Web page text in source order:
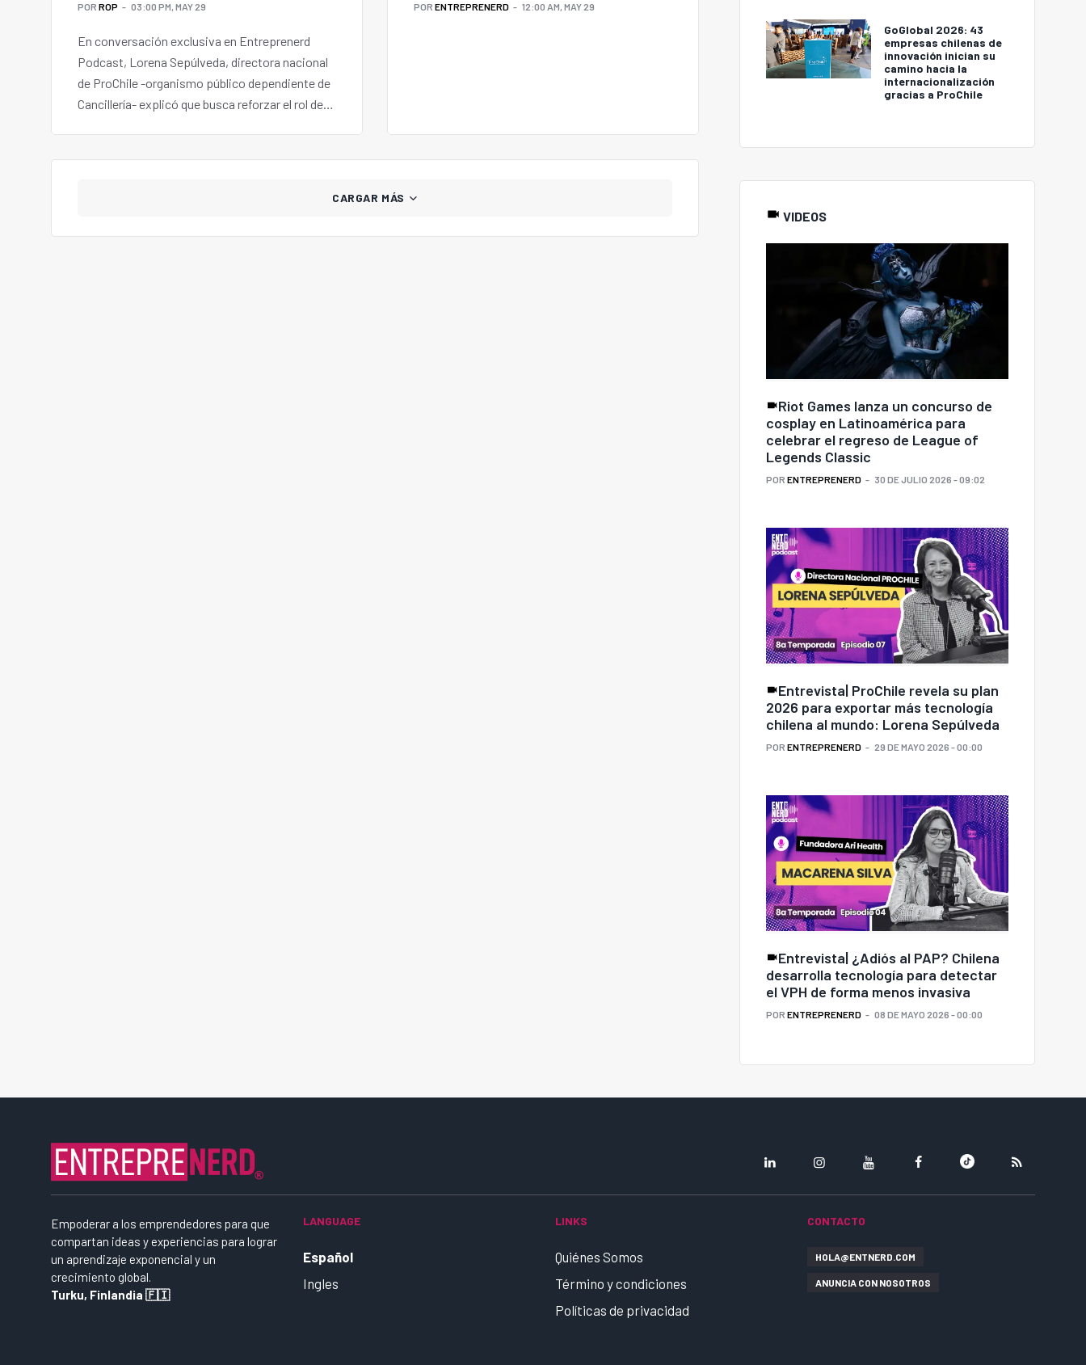
POR ROP 03:00 PM, MAY 29
En conversación exclusiva en Entreprenerd
Podcast, Lorena Sepúlveda, directora nacional
de ProChile -organismo público dependiente de
Cancillería- explicó que busca reforzar el rol de
POR ENTREPRENERD 12:00 AM, MAY 29
CARGAR MÁS
GoGlobal 2026: 43
empresas chilenas de
innovación inician su
camino hacia la
internacionalización
gracias a ProChile
VIDEOS
Riot Games lanza un concurso de
cosplay en Latinoamérica para
celebrar el regreso de League of
Legends Classic
POR ENTREPRENERD 30 DE JULIO 2026 - 09:02
Entrevista| ProChile revela su plan
2026 para exportar más tecnología
chilena al mundo: Lorena Sepúlveda
POR ENTREPRENERD 29 DE MAYO 2026 - 00:00
Entrevista| ¿Adiós al PAP? Chilena
desarrolla tecnología para detectar
el VPH de forma menos invasiva
POR ENTREPRENERD 08 DE MAYO 2026 - 00:00
Empoderar a los emprendedores para que
compartan ideas y experiencias para lograr
un aprendizaje exponencial y un
crecimiento global.
Turku, Finlandia 🇫🇮
LANGUAGE
Español
Ingles
LINKS
Quiénes Somos
Término y condiciones
Políticas de privacidad
CONTACTO
HOLA@ENTNERD.COM
ANUNCIA CON NOSOTROS